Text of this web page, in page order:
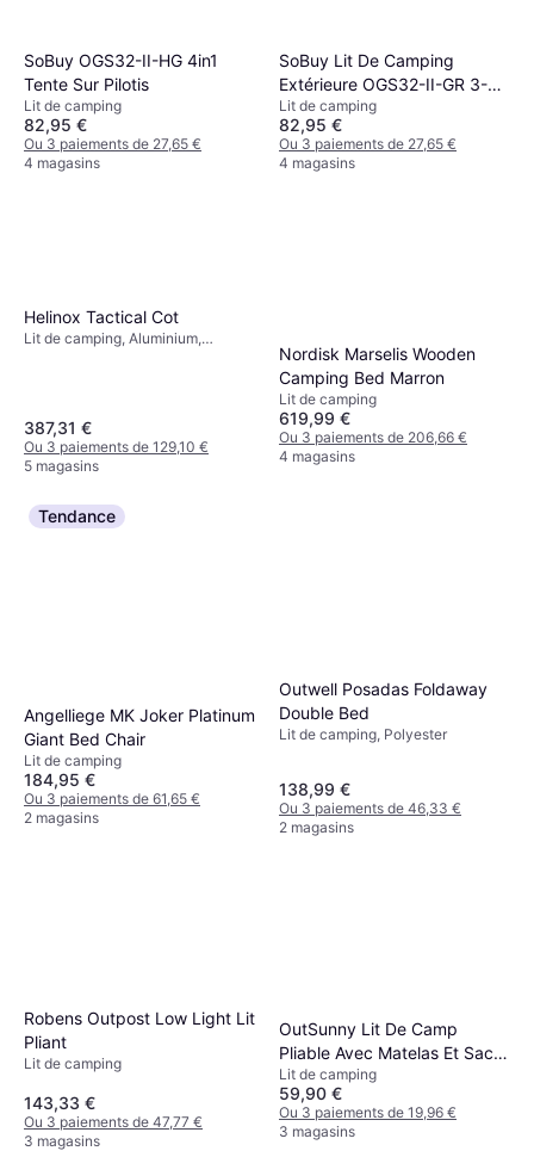
SoBuy OGS32-II-HG 4in1
Tente Sur Pilotis
Lit de camping
82,95 €
Ou 3 paiements de 27,65 €
4 magasins
SoBuy Lit De Camping
Extérieure OGS32-II-GR 3-
en-1
Lit de camping
82,95 €
Ou 3 paiements de 27,65 €
4 magasins
Helinox Tactical Cot
Lit de camping, Aluminium,
387,31 €
Ou 3 paiements de 129,10 €
5 magasins
Nordisk Marselis Wooden
Camping Bed Marron
Lit de camping
619,99 €
Ou 3 paiements de 206,66 €
4 magasins
Tendance
Angelliege MK Joker Platinum
Giant Bed Chair
Lit de camping
184,95 €
Ou 3 paiements de 61,65 €
2 magasins
Outwell Posadas Foldaway
Double Bed
Lit de camping, Polyester
138,99 €
Ou 3 paiements de 46,33 €
2 magasins
Robens Outpost Low Light Lit
Pliant
Lit de camping
143,33 €
Ou 3 paiements de 47,77 €
3 magasins
OutSunny Lit De Camp
Pliable Avec Matelas Et Sac
De Transport Gris 200L x 65l
x 42H cm
Lit de camping
59,90 €
Ou 3 paiements de 19,96 €
3 magasins